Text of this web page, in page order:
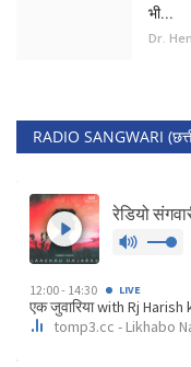
भी...
Dr.
RADIO SANGWARI